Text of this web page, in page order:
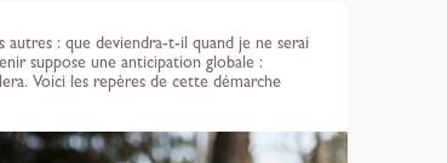
: que deviendra-t-il quand je ne serai
suppose une anticipation globale :
Voici les repères de cette démarche